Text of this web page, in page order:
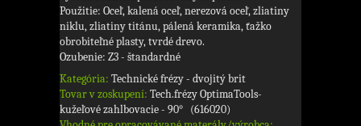
Použitie: Oceľ, kalená oceľ, nerezová oceľ, zliatiny
niklu, zliatiny titánu, pálená keramika, ťažko
obrobiteľné plasty, tvrdé drevo.
Ozubenie: Z3 - štandardné
Kategória: Technické frézy - dvojitý brit
Tovar v zoskupení: Tech.frézy OptimaTools-
kužeľové zahlbovacie - 90° (616020)